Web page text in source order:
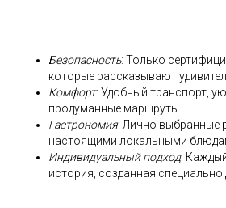
Безопасность: Только
которые рассказывают
Комфорт: Удобный транспорт,
продуманные маршруты.
Гастрономия: Лично выбранные
настоящими локальными
Индивидуальный подход:
история, созданная специально